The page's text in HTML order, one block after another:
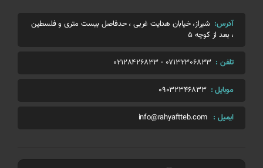
آدرس: شیراز، خیابان هدایت غربی ، حدفاصل بیست متری و فلسطین
، بعد از کوچه 5
تلفن : 07132306833
-
02128426833
موبایل : 09032346833
ایمیل : info@rahyaftteb.com